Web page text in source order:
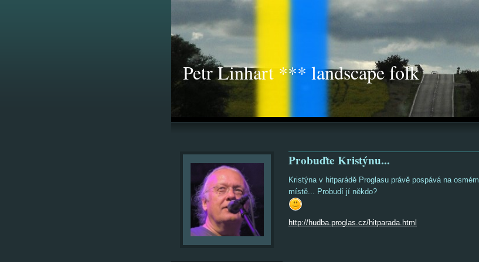
Petr Linhart *** landscape folk
Probuďte Kristýnu...
Kristýna v hitparádě Proglasu právě pospává na osmém
místě... Probudí jí někdo?
http://hudba.proglas.cz/hitparada.html